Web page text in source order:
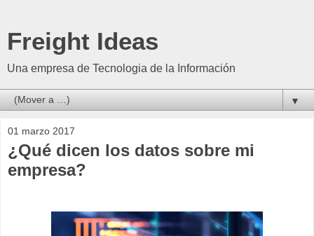
Freight Ideas
Una empresa de Tecnologia de la Información
▼
01 marzo 2017
¿Qué dicen los datos sobre mi
empresa?